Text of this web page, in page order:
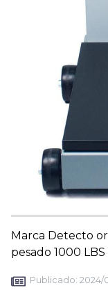
Marca Detecto
pesado 1000
Publicado: 2024/